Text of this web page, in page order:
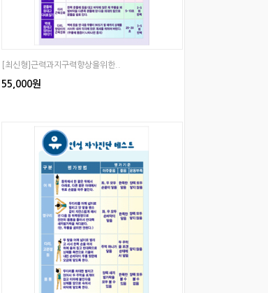
[최신형]근력과지구력향상을위한..
55,000원